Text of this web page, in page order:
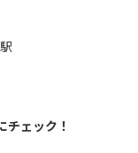
チェック！